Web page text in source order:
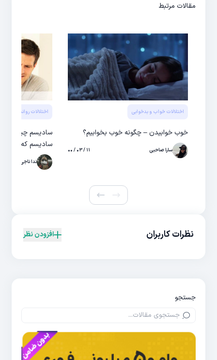
مقالات مرتبط
اختلالات خواب و بدخوابی
خوب خوابیدن – چگونه خوب بخوابیم؟
سارا صاحبی ۱۱ / ۰۳ / ۰۰
اختلالات روانشناسی
سادیسم که نباید
ندا ناجی
نظرات کاربران افزودن نظر
جستجو